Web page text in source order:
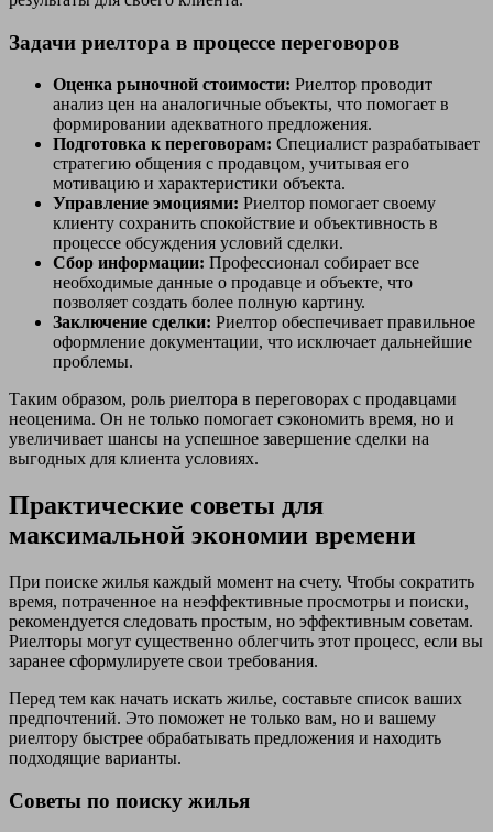
Задачи риелтора в процессе переговоров
Оценка рыночной стоимости: Риелтор проводит
анализ цен на аналогичные объекты, что помогает в
формировании адекватного предложения.
Подготовка к переговорам: Специалист разрабатывает
стратегию общения с продавцом, учитывая его
мотивацию и характеристики объекта.
Управление эмоциями: Риелтор помогает своему
клиенту сохранить спокойствие и объективность в
процессе обсуждения условий сделки.
Сбор информации: Профессионал собирает все
необходимые данные о продавце и объекте, что
позволяет создать более полную картину.
Заключение сделки: Риелтор обеспечивает правильное
оформление документации, что исключает дальнейшие
проблемы.
Таким образом, роль риелтора в переговорах с продавцами
неоценима. Он не только помогает сэкономить время, но и
увеличивает шансы на успешное завершение сделки на
выгодных для клиента условиях.
Практические советы для
максимальной экономии времени
При поиске жилья каждый момент на счету. Чтобы сократить
время, потраченное на неэффективные просмотры и поиски,
рекомендуется следовать простым, но эффективным советам.
Риелторы могут существенно облегчить этот процесс, если вы
заранее сформулируете свои требования.
Перед тем как начать искать жилье, составьте список ваших
предпочтений. Это поможет не только вам, но и вашему
риелтору быстрее обрабатывать предложения и находить
подходящие варианты.
Советы по поиску жилья